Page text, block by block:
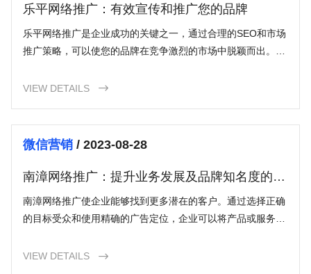
乐平网络推广：有效宣传和推广您的品牌
乐平网络推广是企业成功的关键之一，通过合理的SEO和市场
推广策略，可以使您的品牌在竞争激烈的市场中脱颖而出。通
更多销售机会和利润增长。不断改进和适应新的市场趋势将使
VIEW DETAILS 
微信营销/ 2023-08-28
南漳网络推广：提升业务发展及品牌知名度的关
键
南漳网络推广使企业能够找到更多潜在的客户。通过选择正确
的目标受众和使用精确的广告定位，企业可以将产品或服务推
并将他们转化为实际购买或合作的客户。
VIEW DETAILS 